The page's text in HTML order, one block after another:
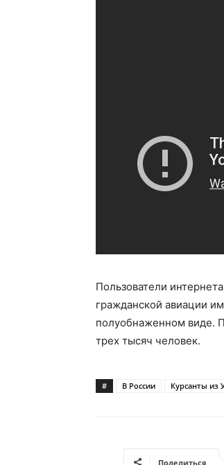
Пользователи
гражданской авиации
полуобнаженном виде.
трех тысяч человек.
# В России Курсанты из
Поделиться